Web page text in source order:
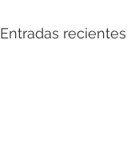
Entradas recientes